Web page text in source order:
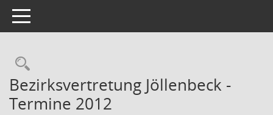
Toggle navigation
Rechercheauswahl
Bezirksvertretung Jöllenbeck -
Termine 2012